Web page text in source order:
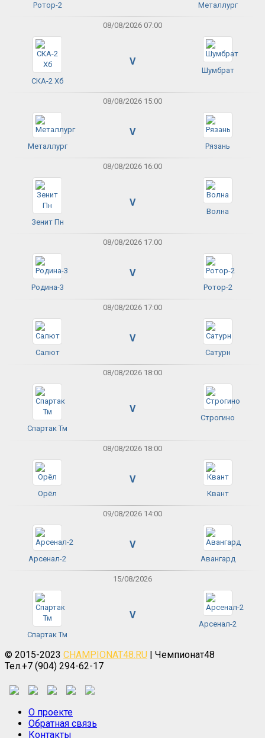
Ротор-2 Металлург
08/08/2026 07:00
СКА-2 Хб
V
Шумбрат
08/08/2026 15:00
Металлург
V
Рязань
08/08/2026 16:00
Зенит Пн
V
Волна
08/08/2026 17:00
Родина-3
V
Ротор-2
08/08/2026 17:00
Салют
V
Сатурн
08/08/2026 18:00
Спартак Тм
V
Строгино
08/08/2026 18:00
Орёл
V
Квант
09/08/2026 14:00
Арсенал-2
V
Авангард
15/08/2026
Спартак Тм
V
Арсенал-2
© 2015-2023 CHAMPIONAT48.RU | Чемпионат48
Тел.+7 (904) 294-62-17
О проекте
Обратная связь
Контакты